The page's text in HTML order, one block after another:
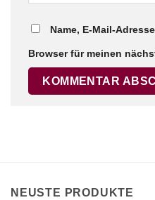
Name, E-Mail-
Browser für meinen
NEUSTE PRODUKTE
Chat Support